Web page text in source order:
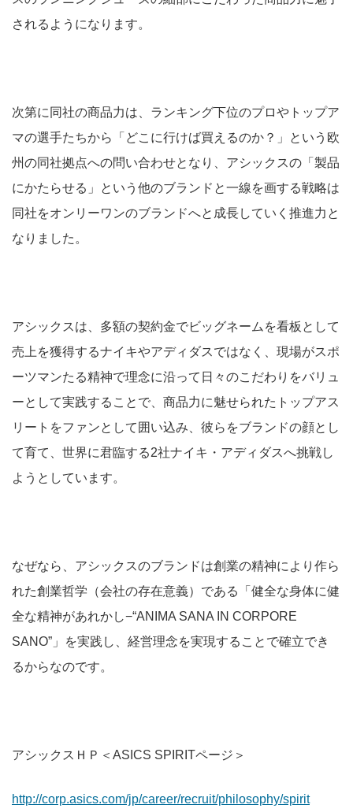
されるようになります。
次第に同社の商品力は、ランキング下位のプロやトップア
マの選手たちから「どこに行けば買えるのか？」という欧
州の同社拠点への問い合わせとなり、アシックスの「製品
にかたらせる」という他のブランドと一線を画する戦略は
同社をオンリーワンのブランドへと成長していく推進力と
なりました。
アシックスは、多額の契約金でビッグネームを看板として
売上を獲得するナイキやアディダスではなく、現場がスポ
ーツマンたる精神で理念に沿って日々のこだわりをバリュ
ーとして実践することで、商品力に魅せられたトップアス
リートをファンとして囲い込み、彼らをブランドの顔とし
て育て、世界に君臨する2社ナイキ・アディダスへ挑戦し
ようとしています。
なぜなら、アシックスのブランドは創業の精神により作ら
れた創業哲学（会社の存在意義）である「健全な身体に健
全な精神があれかし−“ANIMA SANA IN CORPORE
SANO”」を実践し、経営理念を実現することで確立でき
るからなのです。
アシックスＨＰ＜ASICS SPIRITページ＞
http://corp.asics.com/jp/career/recruit/philosophy/spirit